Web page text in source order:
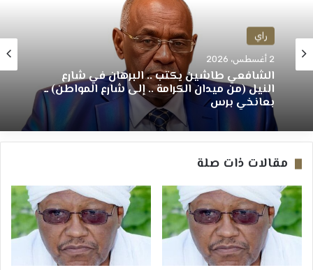
راي
2 أغسطس، 2026
الشافعي طاشين يكتب .. البرهان في شارع
النيل (من ميدان الكرامة .. إلى شارع المواطن) ــ
بعانخي برس
مقالات ذات صلة